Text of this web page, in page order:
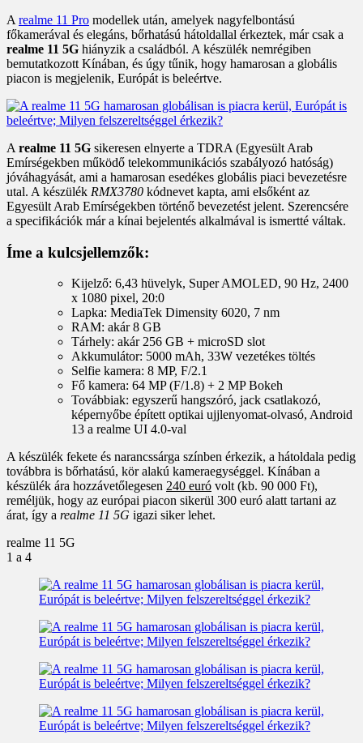
A realme 11 Pro modellek után, amelyek nagyfelbontású
főkamerával és elegáns, bőrhatású hátoldallal érkeztek, már csak a
realme 11 5G hiányzik a családból. A készülék nemrégiben
bemutatkozott Kínában, és úgy tűnik, hogy hamarosan a globális
piacon is megjelenik, Európát is beleértve.
A realme 11 5G sikeresen elnyerte a TDRA (Egyesült Arab
Emírségekben működő telekommunikációs szabályozó hatóság)
jóváhagyását, ami a hamarosan esedékes globális piaci bevezetésre
utal. A készülék RMX3780 kódnevet kapta, ami elsőként az
Egyesült Arab Emírségekben történő bevezetést jelent. Szerencsére
a specifikációk már a kínai bejelentés alkalmával is ismertté váltak.
Íme a kulcsjellemzők:
Kijelző: 6,43 hüvelyk, Super AMOLED, 90 Hz, 2400
x 1080 pixel, 20:0
Lapka: MediaTek Dimensity 6020, 7 nm
RAM: akár 8 GB
Tárhely: akár 256 GB + microSD slot
Akkumulátor: 5000 mAh, 33W vezetékes töltés
Selfie kamera: 8 MP, F/2.1
Fő kamera: 64 MP (F/1.8) + 2 MP Bokeh
Továbbiak: egyszerű hangszóró, jack csatlakozó,
képernyőbe épített optikai ujjlenyomat-olvasó, Android
13 a realme UI 4.0-val
A készülék fekete és narancssárga színben érkezik, a hátoldala pedig
továbbra is bőrhatású, kör alakú kameraegységgel. Kínában a
készülék ára hozzávetőlegesen 240 euró volt (kb. 90 000 Ft),
reméljük, hogy az európai piacon sikerül 300 euró alatt tartani az
árat, így a realme 11 5G igazi siker lehet.
realme 11 5G
1 a 4